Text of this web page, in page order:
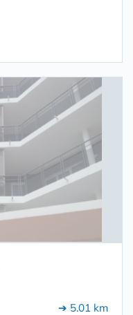
➔ 5.01 km